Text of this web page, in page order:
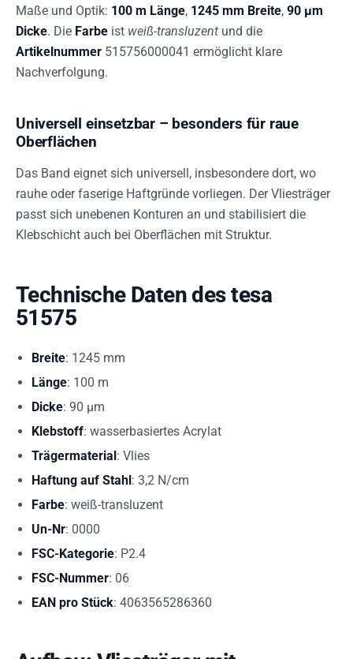
Maße und Optik: 100 m Länge, 1245 mm Breite, 90 µm
Dicke. Die Farbe ist weiß-transluzent und die
Artikelnummer 515756000041 ermöglicht klare
Nachverfolgung.
Universell einsetzbar – besonders für raue
Oberflächen
Das Band eignet sich universell, insbesondere dort, wo
rauhe oder faserige Haftgründe vorliegen. Der Vliesträger
passt sich unebenen Konturen an und stabilisiert die
Klebschicht auch bei Oberflächen mit Struktur.
Technische Daten des tesa
51575
Breite: 1245 mm
Länge: 100 m
Dicke: 90 µm
Klebstoff: wasserbasiertes Acrylat
Trägermaterial: Vlies
Haftung auf Stahl: 3,2 N/cm
Farbe: weiß-transluzent
Un-Nr: 0000
FSC-Kategorie: P2.4
FSC-Nummer: 06
EAN pro Stück: 4063565286360